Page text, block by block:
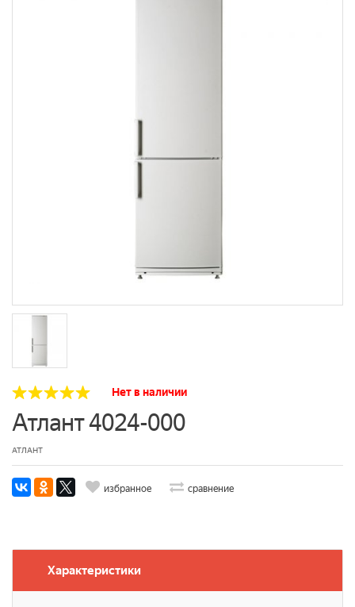
Нет в наличии
Атлант 4024-000
АТЛАНТ
избранное сравнение
Характеристики